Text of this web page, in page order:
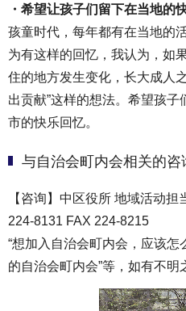
・希望让孩子们留下在当地的
孩童时代，每年都有在当地的
为有这样的回忆，我认为，如
住的地方发生变化，长大成人
出贡献”这样的想法。希望孩
市的快乐回忆。
与自治会町内会相关的咨
【咨询】中区役所 地域活动
224-8131 FAX 224-8215
“想加入自治会町内会，应该怎
的自治会町内会”等，如有不明